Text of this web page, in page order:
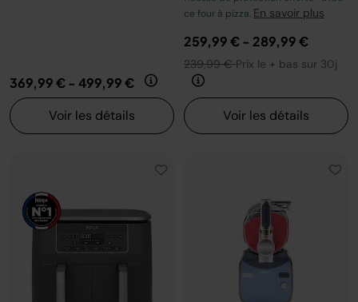
369,99 €- 499,99 €
Voir les détails
ce four à pizza. En savoir plus
259,99 €- 289,99 €
239,99 €Prix le + bas sur 30j
Voir les détails